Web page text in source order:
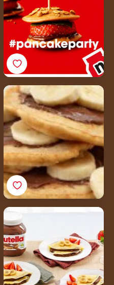
Nutella®
banaanpannenkoeken
Pannenkoeken met
Nutella® en fruit